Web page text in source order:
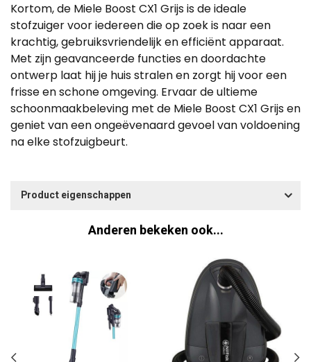
Kortom, de Miele Boost CX1 Grijs is de ideale
stofzuiger voor iedereen die op zoek is naar een
krachtig, gebruiksvriendelijk en efficiënt apparaat.
Met zijn geavanceerde functies en doordachte
ontwerp laat hij je huis stralen en zorgt hij voor een
frisse en schone omgeving. Ervaar de ultieme
schoonmaakbeleving met de Miele Boost CX1 Grijs en
geniet van een ongeëvenaard gevoel van voldoening
na elke stofzuigbeurt.
Product eigenschappen
Anderen bekeken ook...